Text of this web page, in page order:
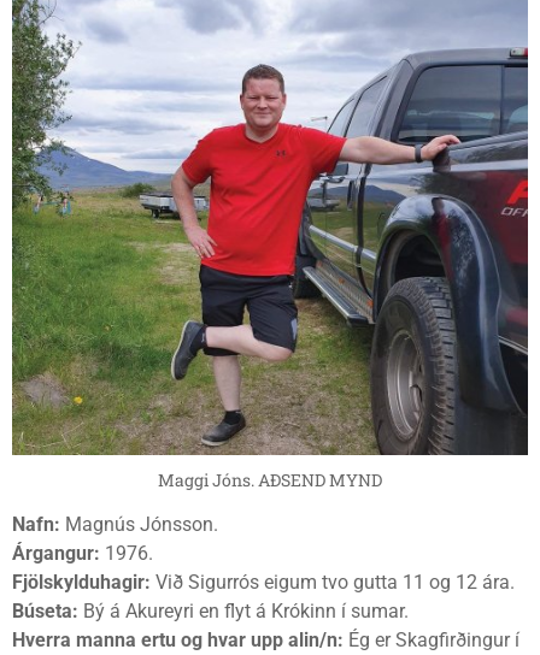
Maggi Jóns. AÐSEND MYND
Nafn: Magnús Jónsson.
Árgangur: 1976.
Fjölskylduhagir: Við Sigurrós eigum tvo gutta 11 og 12 ára.
Búseta: Bý á Akureyri en flyt á Krókinn í sumar.
Hverra manna ertu og hvar upp alin/n: Ég er Skagfirðingur í